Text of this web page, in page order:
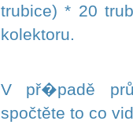
trubice) * 20
kolektoru.
V př�padě
spočtěte to co